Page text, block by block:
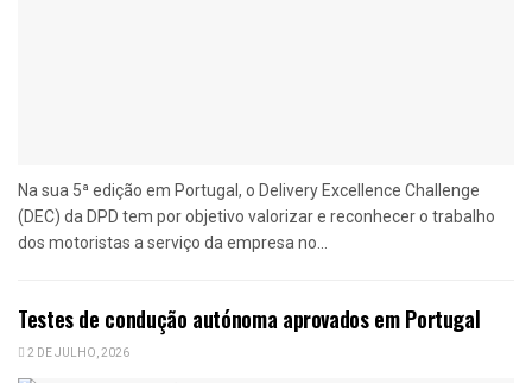
Na sua 5ª edição em Portugal, o Delivery Excellence Challenge
(DEC) da DPD tem por objetivo valorizar e reconhecer o trabalho
dos motoristas a serviço da empresa no...
Testes de condução autónoma aprovados em Portugal
2 DE JULHO, 2026